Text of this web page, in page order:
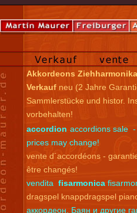
Akkordeons
Verkauf neu (2 Jahre
Sammlerstücke und histor.
vorbehalten!
accordion accordions sale -
prices may change!
vente d´accordéons -
être changés!
vendita fisarmonica
dragspel knappdragspel
аккордеон, Баян и другие